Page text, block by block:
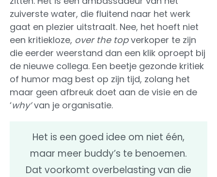
zuiverste water, die fluitend naar het werk
gaat en plezier uitstraalt. Nee, het hoeft niet
een kritiekloze, over the topverkoper te zijn
die eerder weerstand dan een klik oproept bij
de nieuwe collega. Een beetje gezonde kritiek
of humor mag best op zijn tijd, zolang het
maar geen afbreuk doet aan de visie en de
‘why’van je organisatie.
Het is een goed idee om niet één,
maar meer buddy’s te benoemen.
Dat voorkomt overbelasting van die